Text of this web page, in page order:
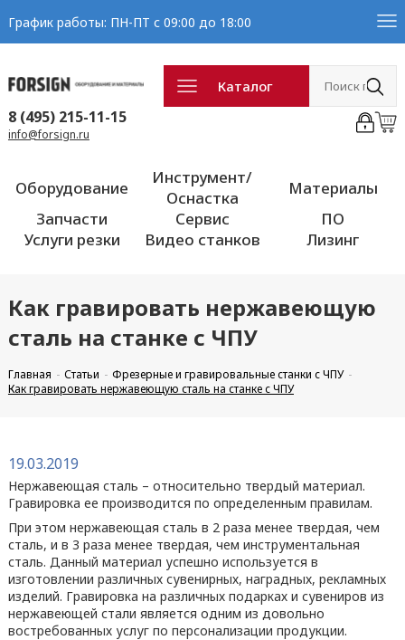
График работы: ПН-ПТ с 09:00 до 18:00
Каталог
8 (495) 215-11-15
info@forsign.ru
Оборудование
Инструмент/
Оснастка
Материалы
Запчасти
Сервис
ПО
Услуги резки
Видео станков Лизинг
Как гравировать нержавеющую
сталь на станке с ЧПУ
Главная Статьи
Фрезерные и гравировальные станки с ЧПУ
Как гравировать нержавеющую сталь на станке с ЧПУ
19.03.2019
Нержавеющая сталь – относительно твердый материал.
Гравировка ее производится по определенным правилам.
При этом нержавеющая сталь в 2 раза менее твердая, чем
сталь, и в 3 раза менее твердая, чем инструментальная
сталь. Данный материал успешно используется в
изготовлении различных сувенирных, наградных, рекламных
изделий. Гравировка на различных подарках и сувениров из
нержавеющей стали является одним из довольно
востребованных услуг по персонализации продукции.